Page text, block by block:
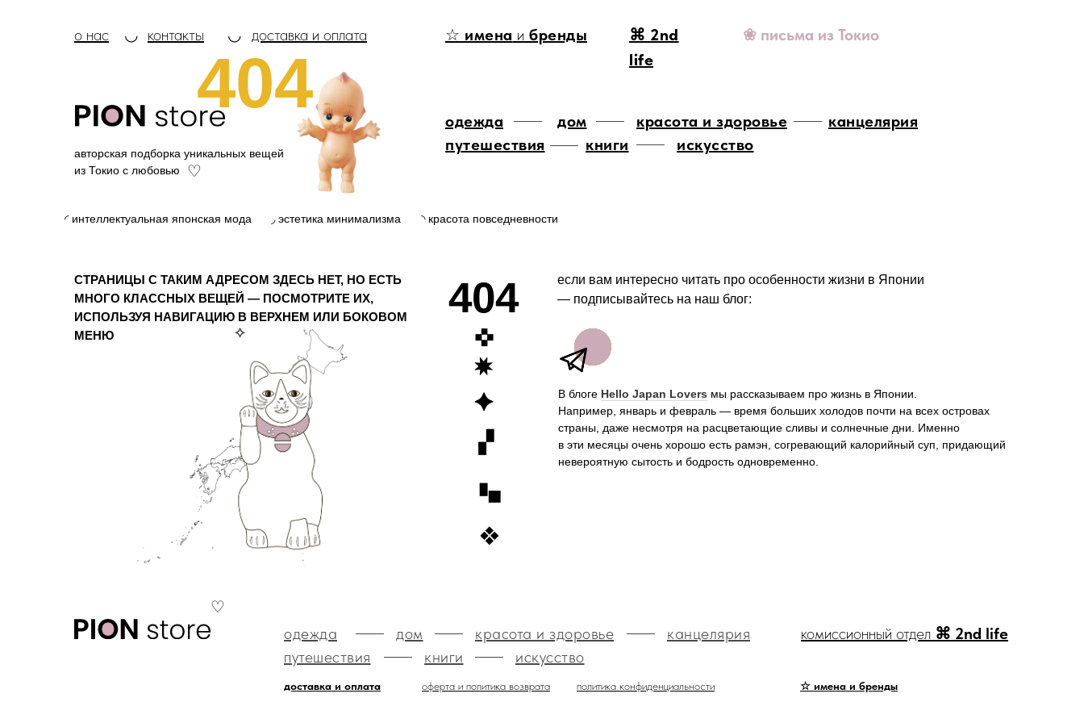
книги искусство
дом канцелярия
красота и здоровье
одежда
путешествия
авторская подборка уникальных вещей
из Токио с любовью
♡
◝ красота повседневности
◜ интеллектуальная японская мода ◞ эстетика минимализма
404
⌘ 2nd
life
☆ имена и бренды
доставка и оплата
◡ ◡
контакты
о нас ❀ письма из Токио
СТРАНИЦЫ С ТАКИМ АДРЕСОМ ЗДЕСЬ НЕТ, НО ЕСТЬ
МНОГО КЛАССНЫХ ВЕЩЕЙ — ПОСМОТРИТЕ ИХ,
ИСПОЛЬЗУЯ НАВИГАЦИЮ В ВЕРХНЕМ ИЛИ БОКОВОМ
МЕНЮ
⟡
В блоге Hello Japan Lovers мы рассказываем про жизнь в Японии.
Например, январь и февраль — время больших холодов почти на всех островах
страны, даже несмотря на расцветающие сливы и солнечные дни. Именно
в эти месяцы очень хорошо есть рамэн, согревающий калорийный суп, придающий
невероятную сытость и бодрость одновременно.
если вам интересно читать про особенности жизни в Японии
— подписывайтесь на наш блог:
404
♡
комиссионный отдел ⌘ 2nd life
доставка и оплата оферта и политика возврата политика конфиденциальности ☆ имена и бренды
одежда красота и здоровье канцелярия
дом
искусство
книги
путешествия